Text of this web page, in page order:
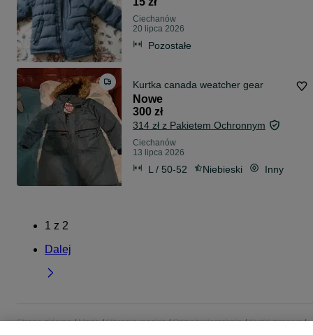
Ciechanów
20 lipca 2026
Pozostałe
Kurtka canada weatcher gear
Nowe
300 zł
314 zł z Pakietem Ochronnym
Ciechanów
13 lipca 2026
L / 50-52 Niebieski Inny
1 z 2
Dalej
Strona główna Moda Ubrania męskie Odzież wierzchnia
Kurtki zimowe